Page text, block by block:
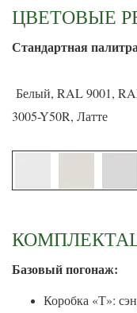
ЦВЕТОВЫЕ
Стандартная
Белый, RAL 9001,
3005-Y50R, Латте
Базовый погонаж:
Коробка «Т»: